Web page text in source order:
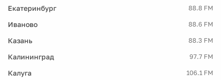
Екатеринбург 88.8 FM
Иваново 88.6 FM
Казань 88.3 FM
Калининград 97.7 FM
Калуга 106.1 FM